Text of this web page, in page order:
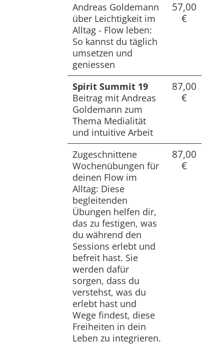
Andreas Goldemann
über Leichtigkeit im
Alltag - Flow leben:
So kannst du täglich
umsetzen und
geniessen
57,00
€
Spirit Summit 19
Beitrag mit Andreas
Goldemann zum
Thema Medialität
und intuitive Arbeit
87,00
€
Zugeschnittene
Wochenübungen für
deinen Flow im
Alltag: Diese
begleitenden
Übungen helfen dir,
das zu festigen, was
du während den
Sessions erlebt und
befreit hast. Sie
werden dafür
sorgen, dass du
verstehst, was du
erlebt hast und
Wege findest, diese
Freiheiten in dein
Leben zu integrieren.
87,00
€